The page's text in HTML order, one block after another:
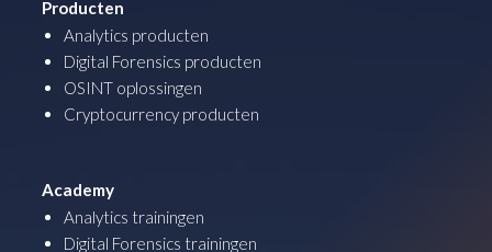
Producten
Analytics producten
Digital Forensics producten
OSINT oplossingen
Cryptocurrency producten
Academy
Analytics trainingen
Digital Forensics trainingen